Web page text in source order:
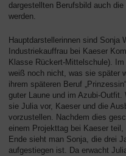
dargestellten Berufsbild auch
werden.
Hauptdarstellerinnen sind Sonja
Industriekauffrau bei Kaeser
Klasse Rückert-Mittelschule).
weiß noch nicht, was sie später
ihrem späteren Beruf
guter Laune und im Azubi-
sie Julia vor, Kaeser und die
vorzustellen. Nachdem dies
einem Projekttag bei Kaeser
Ende sieht man Sonja, die drei
aufgestiegen ist. Da erwacht